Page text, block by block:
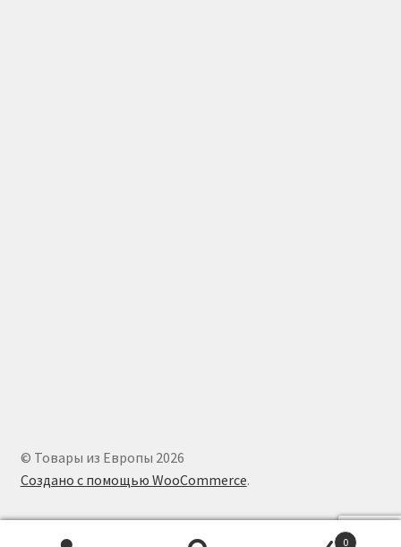
© Товары из Европы 2026
Создано с помощью WooCommerce.
0